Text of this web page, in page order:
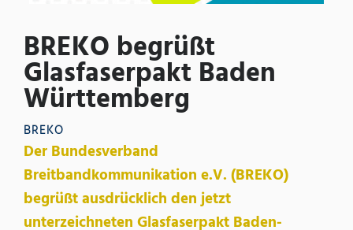
BREKO begrüßt
Glasfaserpakt Baden
Württemberg
BREKO
Der Bundesverband
Breitbandkommunikation e.V. (BREKO)
begrüßt ausdrücklich den jetzt
unterzeichneten Glasfaserpakt Baden-